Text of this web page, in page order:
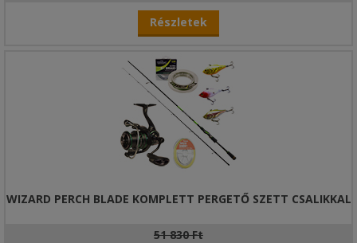
Részletek
WIZARD PERCH BLADE KOMPLETT PERGETŐ SZETT CSALIKKAL
51 830 Ft